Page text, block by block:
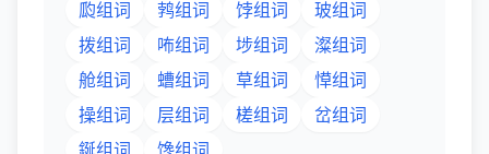
瓝组词
鹁组词 饽组词
玻组词
拨组词
咘组词 埗组词
澯组词
舱组词
螬组词 草组词
愺组词
操组词
层组词 槎组词
岔组词